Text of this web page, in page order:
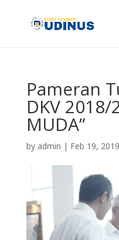
Pameran
DKV 2018/
MUDA”
by admin | Feb 19, 2019